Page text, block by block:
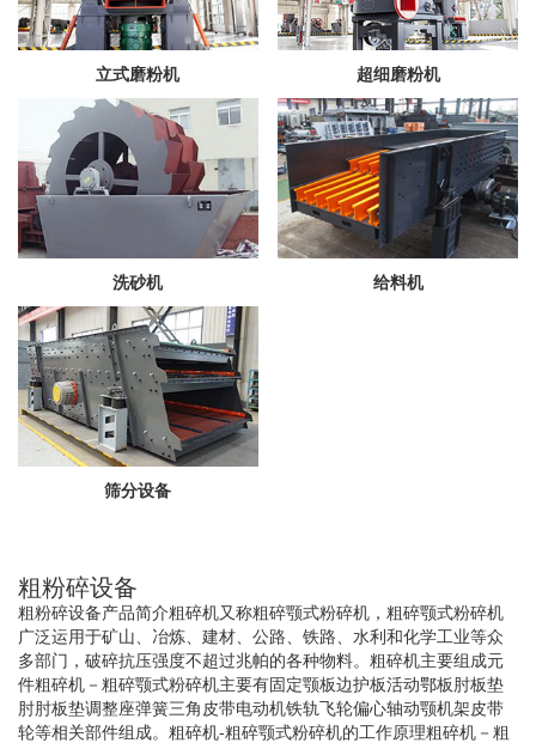
立式磨粉机 超细磨粉机
洗砂机 给料机
筛分设备
粗粉碎设备
粗粉碎设备产品简介粗碎机又称粗碎颚式粉碎机，粗碎颚式粉碎机
广泛运用于矿山、冶炼、建材、公路、铁路、水利和化学工业等众
多部门，破碎抗压强度不超过兆帕的各种物料。粗碎机主要组成元
件粗碎机－粗碎颚式粉碎机主要有固定颚板边护板活动鄂板肘板垫
肘肘板垫调整座弹簧三角皮带电动机铁轨飞轮偏心轴动颚机架皮带
轮等相关部件组成。粗碎机-粗碎颚式粉碎机的工作原理粗碎机－粗